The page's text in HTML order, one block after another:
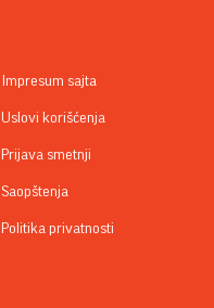
Impresum sajta
Uslovi korišćenja
Prijava smetnji
Saopštenja
Politika privatnosti